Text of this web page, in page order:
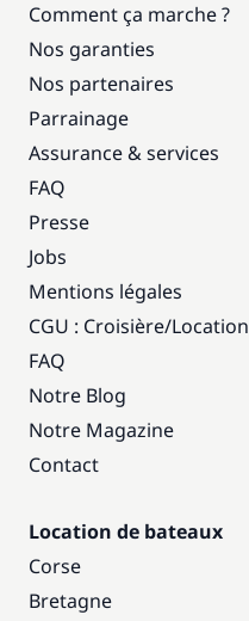
Comment ça marche ?
Nos garanties
Nos partenaires
Parrainage
Assurance & services
FAQ
Presse
Jobs
Mentions légales
CGU : Croisière/Location
FAQ
Notre Blog
Notre Magazine
Contact
Location de bateaux
Corse
Bretagne